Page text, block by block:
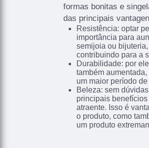
formas bonitas e
das principais
Resistência: optar
importância para
semijoia ou
contribuindo para a
Durabilidade: por
também
um maior período
Beleza: sem
principais
atraente. Isso é
o produto, como
um produto